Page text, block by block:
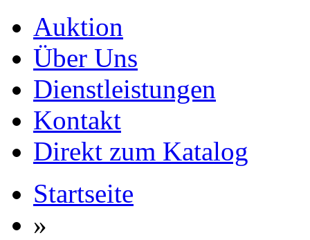
Auktion
Über Uns
Dienstleistungen
Kontakt
Direkt zum Katalog
Startseite
»